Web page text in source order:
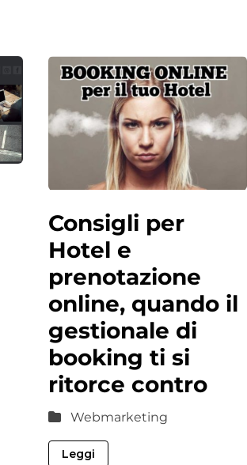
Consigli per
Hotel e
prenotazione
online, quando il
gestionale di
booking ti si
ritorce contro
Webmarketing
Leggi